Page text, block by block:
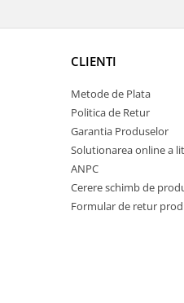
CLIENTI
Metode de Plata
Politica de Retur
Garantia Produselor
Solutionarea online a
ANPC
Cerere schimb de
Formular de retur